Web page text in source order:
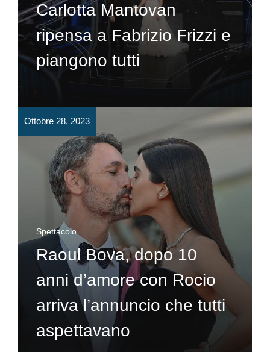
Carlotta Mantovan
ripensa a Fabrizio Frizzi e
piangono tutti
Ottobre 28, 2023
Spettacolo
Raoul Bova, dopo 10
anni d’amore con Rocio
arriva l’annuncio che tutti
aspettavano